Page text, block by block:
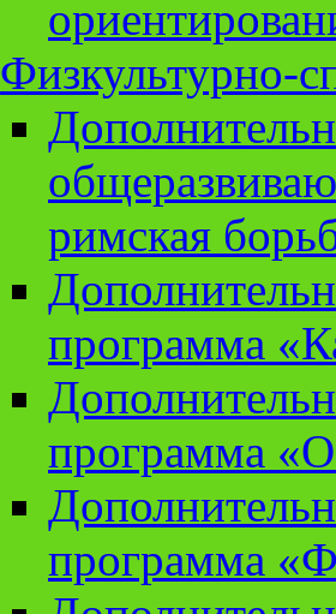
Физкультурно-
римская
программа
программа
программа